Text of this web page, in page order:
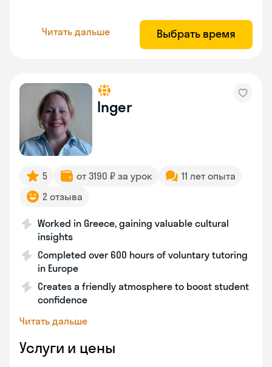
Читать дальше Выбрать время
Inger
5 от 3190 ₽ за урок
11 лет опыта
2 отзыва
Worked in Greece, gaining valuable cultural
insights
Completed over 600 hours of voluntary tutoring
in Europe
Creates a friendly atmosphere to boost student
confidence
Читать дальше
Услуги и цены